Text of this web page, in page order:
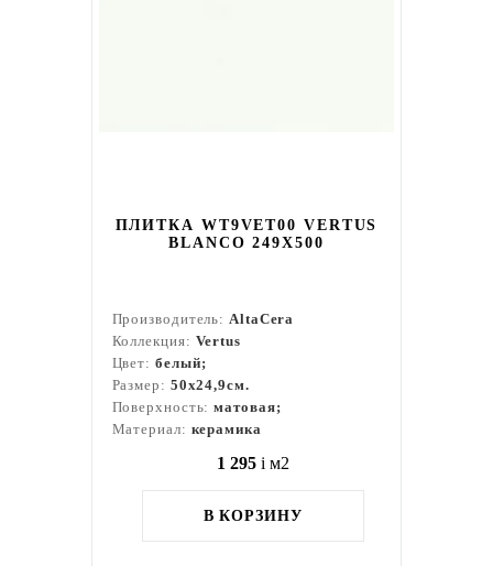
ПЛИТКА WT9VET00 VERTUS
BLANCO 249X500
Производитель:AltaCera
Коллекция: Vertus
Цвет: белый;
Размер: 50x24,9см.
Поверхность:матовая;
Материал: керамика
1 295 i м2
В КОРЗИНУ